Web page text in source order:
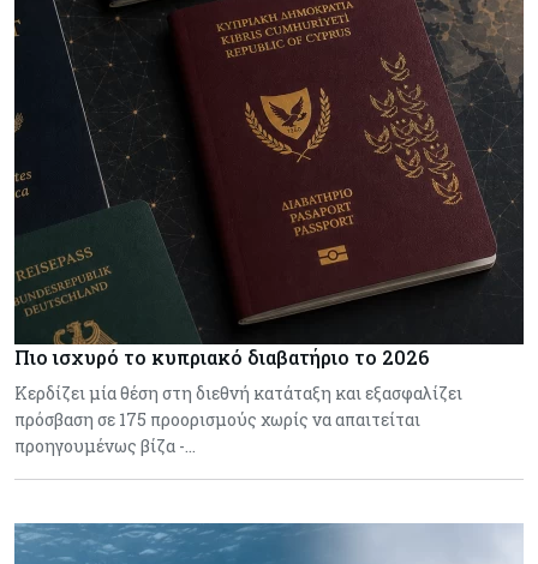
Πιο ισχυρό το κυπριακό διαβατήριο το 2026
Κερδίζει μία θέση στη διεθνή κατάταξη και εξασφαλίζει
πρόσβαση σε 175 προορισμούς χωρίς να απαιτείται
προηγουμένως βίζα -…